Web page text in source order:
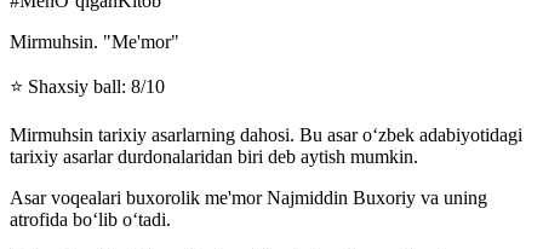
Mirmuhsin. "Me'mor"
⭐️ Shaxsiy ball: 8/10
Mirmuhsin tarixiy asarlarning dahosi. Bu asar oʻzbek adabiyotidagi
tarixiy asarlar durdonalaridan biri deb aytish mumkin.
Asar voqealari buxorolik me'mor Najmiddin Buxoriy va uning
atrofida boʻlib oʻtadi.